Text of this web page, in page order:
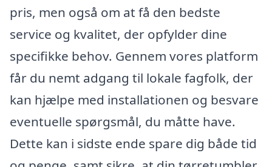
pris, men også om at få den bedste
service og kvalitet, der opfylder dine
specifikke behov. Gennem vores platform
får du nemt adgang til lokale fagfolk, der
kan hjælpe med installationen og besvare
eventuelle spørgsmål, du måtte have.
Dette kan i sidste ende spare dig både tid